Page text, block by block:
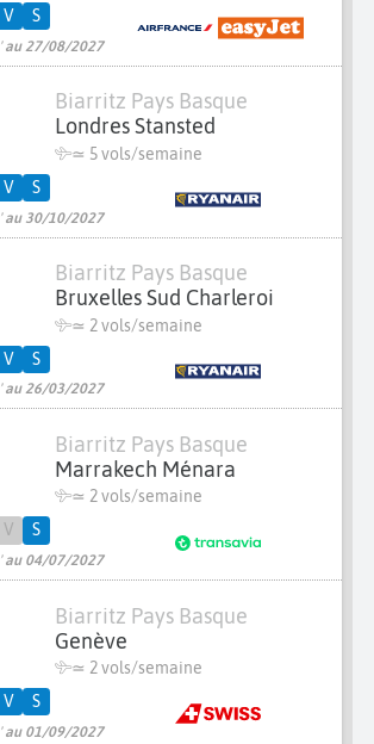
au 27/08/2027
V S
Biarritz Pays Basque
Londres Stansted
≃ 5 vols/semaine
au 30/10/2027
V S
Biarritz Pays Basque
Bruxelles Sud Charleroi
≃ 2 vols/semaine
au 26/03/2027
V S
Biarritz Pays Basque
Marrakech Ménara
≃ 2 vols/semaine
au 04/07/2027
V S
Biarritz Pays Basque
Genève
≃ 2 vols/semaine
au 01/09/2027
V S